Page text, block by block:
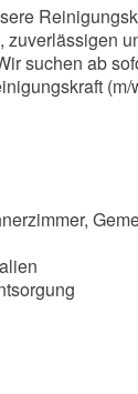
zuverlässigen
suchen ab
(m/